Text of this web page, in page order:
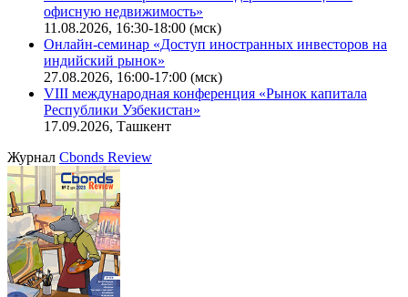
Ближайшие конференцииCbonds Congress
Онлайн-семинар «Новый стандарт инвестиций в
офисную недвижимость»
11.08.2026, 16:30-18:00 (мск)
Онлайн-семинар «Доступ иностранных инвесторов на
индийский рынок»
VIII международная конференция «Рынок капитала
Республики Узбекистан»
17.09.2026, Ташкент
ЖурналCbonds Review